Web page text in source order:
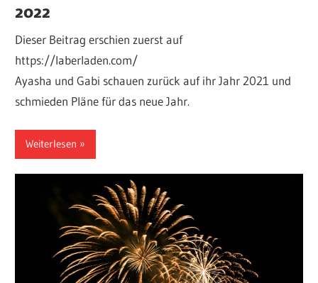
2022
Dieser Beitrag erschien zuerst auf
https://laberladen.com/
Ayasha und Gabi schauen zurück auf ihr Jahr 2021 und
schmieden Pläne für das neue Jahr.
Weiterlesen